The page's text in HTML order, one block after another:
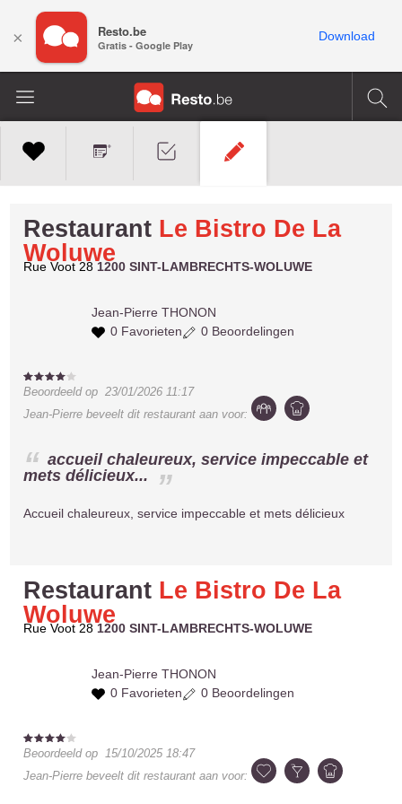
Restaurant Le Bistro De La
Woluwe
Rue Voot 28 1200 SINT-LAMBRECHTS-WOLUWE
Jean-Pierre THONON
0 Favorieten
0 Beoordelingen
Beoordeeld op23/01/2026 11:17
Jean-Pierre beveelt dit restaurant aan voor:
accueil chaleureux, service impeccable et
mets délicieux...
Accueil chaleureux, service impeccable et mets délicieux
Restaurant Le Bistro De La
Woluwe
Rue Voot 281200 SINT-LAMBRECHTS-WOLUWE
Jean-Pierre THONON
0 Favorieten
0 Beoordelingen
Beoordeeld op15/10/2025 18:47
Jean-Pierre beveelt dit restaurant aan voor:
× Resto.be
Gratis - Google Play
Download